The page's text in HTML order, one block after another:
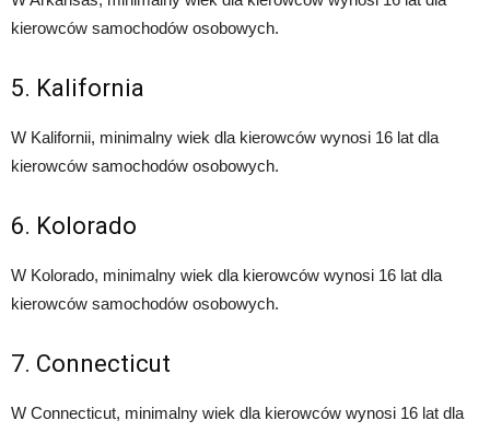
kierowców samochodów osobowych.
5. Kalifornia
W Kalifornii, minimalny wiek dla kierowców wynosi 16 lat dla
kierowców samochodów osobowych.
6. Kolorado
W Kolorado, minimalny wiek dla kierowców wynosi 16 lat dla
kierowców samochodów osobowych.
7. Connecticut
W Connecticut, minimalny wiek dla kierowców wynosi 16 lat dla